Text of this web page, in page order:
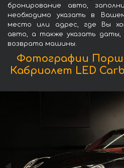
бронирование авто,
необходимо указать в
место или адрес, где Вы
авто, а также указать даты,
возврата машины.
Фотографии Порше
Кабриолет LED